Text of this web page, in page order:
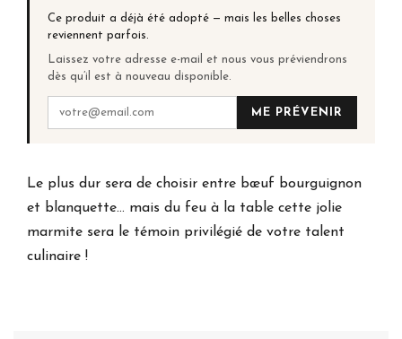
Ce produit a déjà été adopté — mais les belles choses
reviennent parfois.
Laissez votre adresse e-mail et nous vous préviendrons
dès qu’il est à nouveau disponible.
ME PRÉVENIR
Le plus dur sera de choisir entre bœuf bourguignon
et blanquette… mais du feu à la table cette jolie
marmite sera le témoin privilégié de votre talent
culinaire !